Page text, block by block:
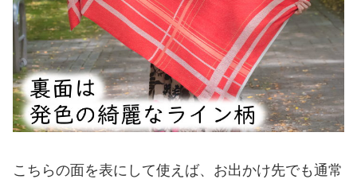
こちらの面を表にして使えば、お出かけ先でも通常